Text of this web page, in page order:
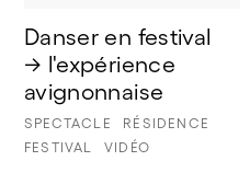
Danser en festival
→ l'expérience
avignonnaise
SPECTACLE
RÉSIDENCE
FESTIVAL
VIDÉO